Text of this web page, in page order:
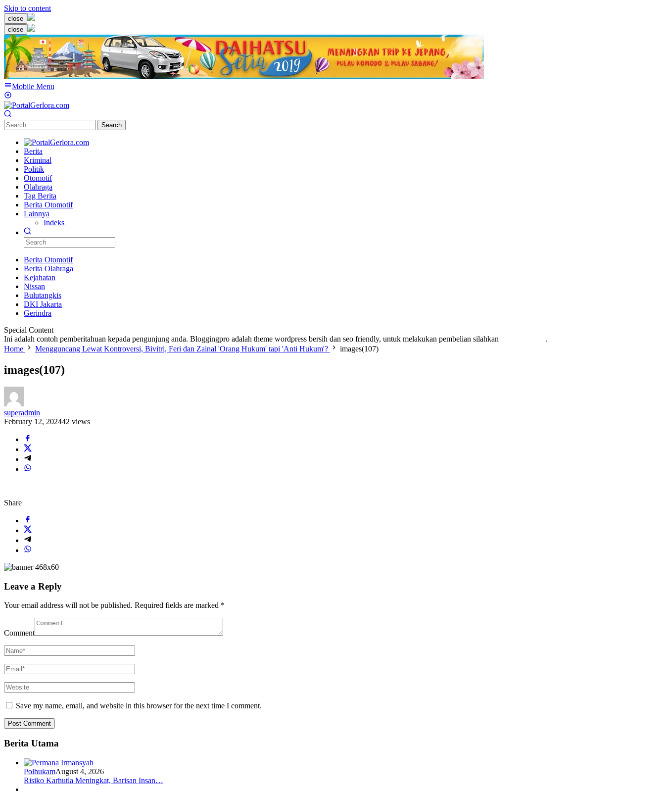
Skip to content
close
close
Mobile Menu
Search
Berita
Kriminal
Politik
Otomotif
Olahraga
Tag Berita
Berita Otomotif
Lainnya
Indeks
Berita Otomotif
Berita Olahraga
Kejahatan
Nissan
Bulutangkis
DKI Jakarta
Gerindra
Special Content
Ini adalah contoh pemberitahuan kepada pengunjung anda. Bloggingpro adalah theme wordpress bersih dan seo friendly, untuk melakukan pembelian silahkan
.
Home
Mengguncang Lewat Kontroversi, Bivitri, Feri dan Zainal 'Orang Hukum' tapi 'Anti Hukum'? images(107)
images(107)
superadmin
February 12, 202442 views
Share
Leave a Reply
Your email address will not be published. Required fields are marked *
Comment
Save my name, email, and website in this browser for the next time I comment.
Berita Utama
PolhukamAugust 4, 2026
Risiko Karhutla Meningkat, Barisan Insan…